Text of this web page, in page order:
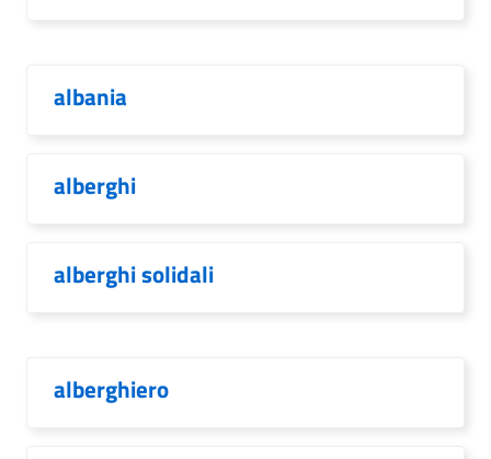
albania
alberghi
alberghi solidali
alberghiero